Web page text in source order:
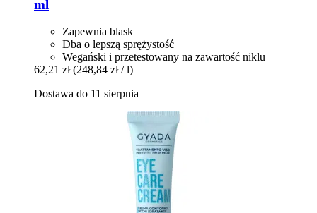
ml
Zapewnia blask
Dba o lepszą sprężystość
Wegański i przetestowany na zawartość niklu
62,21 zł (248,84 zł / l)
Dostawa do 11 sierpnia